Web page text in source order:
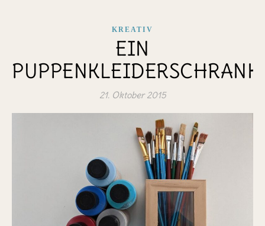
KREATIV
EIN
PUPPENKLEIDERSCHRANK
21. Oktober 2015